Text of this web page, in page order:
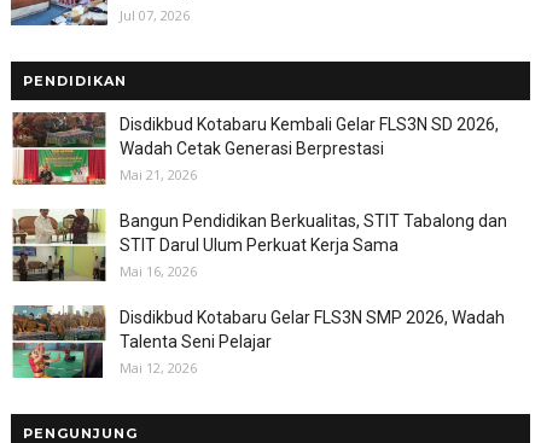
Jul 07, 2026
PENDIDIKAN
Disdikbud Kotabaru Kembali Gelar FLS3N SD 2026,
Wadah Cetak Generasi Berprestasi
Mai 21, 2026
Bangun Pendidikan Berkualitas, STIT Tabalong dan
STIT Darul Ulum Perkuat Kerja Sama
Mai 16, 2026
Disdikbud Kotabaru Gelar FLS3N SMP 2026, Wadah
Talenta Seni Pelajar
Mai 12, 2026
PENGUNJUNG